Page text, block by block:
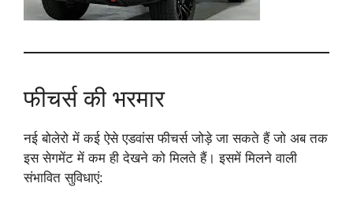
फीचर्स की भरमार
नई बोलेरो में कई ऐसे एडवांस फीचर्स जोड़े जा सकते हैं जो अब तक
इस सेगमेंट में कम ही देखने को मिलते हैं। इसमें मिलने वाली
संभावित सुविधाएं: